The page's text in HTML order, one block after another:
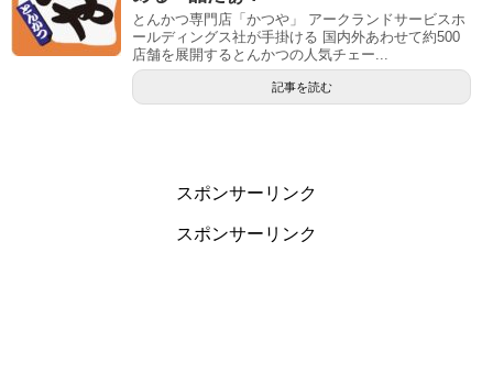
とんかつ専門店「かつや」 アークランドサービスホ
ールディングス社が手掛ける 国内外あわせて約500
店舗を展開するとんかつの人気チェー...
記事を読む
スポンサーリンク
スポンサーリンク